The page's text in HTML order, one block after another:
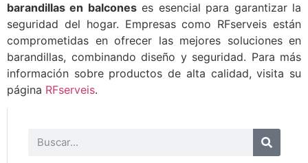
barandillas en balconeses esencial para garantizar la
seguridad del hogar. Empresas como RFserveis están
comprometidas en ofrecer las mejores soluciones en
barandillas, combinando diseño y seguridad. Para más
información sobre productos de alta calidad, visita su
página RFserveis.